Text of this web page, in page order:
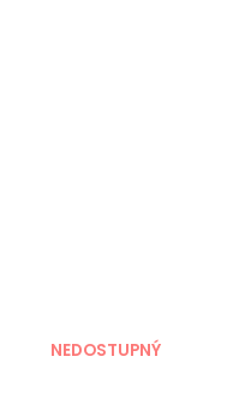
NEDOSTUPNÝ